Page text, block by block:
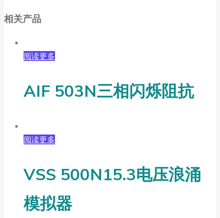
相关产品
阅读更多
AIF 503N三相闪烁阻抗
阅读更多
VSS 500N15.3电压浪涌
模拟器